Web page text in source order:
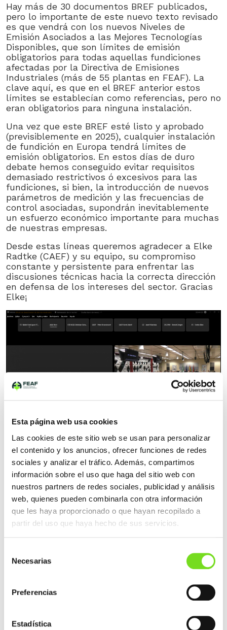
Esta página web usa cookies
Las cookies de este sitio web se usan para personalizar
el contenido y los anuncios, ofrecer funciones de redes
sociales y analizar el tráfico. Además, compartimos
información sobre el uso que haga del sitio web con
nuestros partners de redes sociales, publicidad y análisis
web, quienes pueden combinarla con otra información
que les haya proporcionado o que hayan recopilado a
partir del uso que haya hecho de sus servicios.
Necesarias
Preferencias
Estadística
Hay más de 30 documentos BREF publicados,
pero lo importante de este nuevo texto revisado
es que vendrá con los nuevos Niveles de
Emisión Asociados a las Mejores Tecnologías
Disponibles, que son límites de emisión
obligatorios para todas aquellas fundiciones
afectadas por la Directiva de Emisiones
Industriales (más de 55 plantas en FEAF). La
clave aquí, es que en el BREF anterior estos
límites se establecían como referencias, pero no
eran obligatorios para ninguna instalación.
Una vez que este BREF esté listo y aprobado
(previsiblemente en 2025), cualquier instalación
de fundición en Europa tendrá límites de
emisión obligatorios. En estos días de duro
debate hemos conseguido evitar requisitos
demasiado restrictivos ó excesivos para las
fundiciones, si bien, la introducción de nuevos
parámetros de medición y las frecuencias de
control asociadas, supondrán inevitablemente
un esfuerzo económico importante para muchas
de nuestras empresas.
Desde estas líneas queremos agradecer a Elke
Radtke (CAEF) y su equipo, su compromiso
constante y persistente para enfrentar las
discusiones técnicas hacia la correcta dirección
en defensa de los intereses del sector. Gracias
Elke¡
NAVEGACIÓN
DE
ENTRADA ANTERIOR
Huella Ambiental a PYMEs Fundidoras de Euskadi